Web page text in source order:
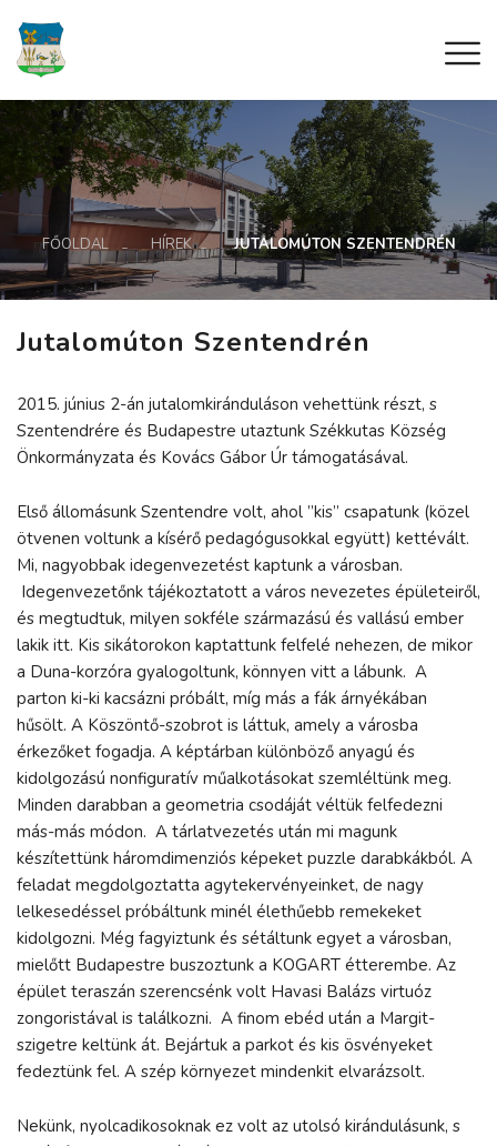
FŐOLDAL HÍREK JUTALOMÚTON SZENTENDRÉN
Jutalomúton Szentendrén
2015. június 2-án jutalomkiránduláson vehettünk részt, s
Szentendrére és Budapestre utaztunk Székkutas Község
Önkormányzata és Kovács Gábor Úr támogatásával.
Első állomásunk Szentendre volt, ahol ”kis” csapatunk (közel
ötvenen voltunk a kísérő pedagógusokkal együtt) kettévált.
Mi, nagyobbak idegenvezetést kaptunk a városban.
Idegenvezetőnk tájékoztatott a város nevezetes épületeiről,
és megtudtuk, milyen sokféle származású és vallású ember
lakik itt. Kis sikátorokon kaptattunk felfelé nehezen, de mikor
a Duna-korzóra gyalogoltunk, könnyen vitt a lábunk. A
parton ki-ki kacsázni próbált, míg más a fák árnyékában
hűsölt. A Köszöntő-szobrot is láttuk, amely a városba
érkezőket fogadja. A képtárban különböző anyagú és
kidolgozású nonfiguratív műalkotásokat szemléltünk meg.
Minden darabban a geometria csodáját véltük felfedezni
más-más módon. A tárlatvezetés után mi magunk
készítettünk háromdimenziós képeket puzzle darabkákból. A
feladat megdolgoztatta agytekervényeinket, de nagy
lelkesedéssel próbáltunk minél élethűebb remekeket
kidolgozni. Még fagyiztunk és sétáltunk egyet a városban,
mielőtt Budapestre buszoztunk a KOGART étterembe. Az
épület teraszán szerencsénk volt Havasi Balázs virtuóz
zongoristával is találkozni. A finom ebéd után a Margit-
szigetre keltünk át. Bejártuk a parkot és kis ösvényeket
fedeztünk fel. A szép környezet mindenkit elvarázsolt.
Nekünk, nyolcadikosoknak ez volt az utolsó kirándulásunk, s